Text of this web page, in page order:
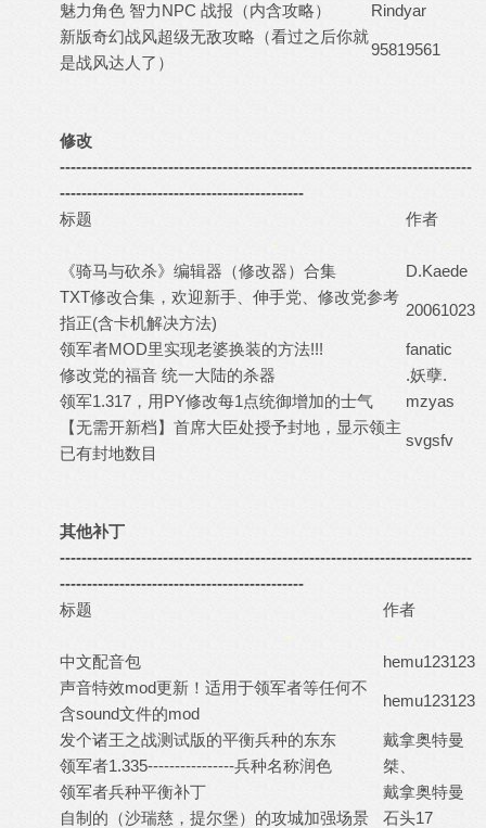
魅力角色 智力NPC 战报（内含攻略）
Rindyar
新版奇幻战风超级无敌攻略（看过之后你就
是战风达人了）
95819561
修改
----------------------------------------------------------------------------
---------------------------------------------
标题
-
作者
-
《骑马与砍杀》编辑器（修改器）合集
D.Kaede
TXT修改合集，欢迎新手、伸手党、修改党参考
指正(含卡机解决方法)
20061023
领军者MOD里实现老婆换装的方法!!!
fanatic
修改党的福音 统一大陆的杀器
.妖孽.
领军1.317，用PY修改每1点统御增加的士气
mzyas
【无需开新档】首席大臣处授予封地，显示领主
已有封地数目
svgsfv
其他补丁
----------------------------------------------------------------------------
---------------------------------------------
标题
-
作者
-
中文配音包
hemu123123
声音特效mod更新！适用于领军者等任何不
含sound文件的mod
hemu123123
发个诸王之战测试版的平衡兵种的东东
戴拿奥特曼
领军者1.335----------------兵种名称润色
桀、
领军者兵种平衡补丁
戴拿奥特曼
自制的（沙瑞慈，提尔堡）的攻城加强场景
石头17